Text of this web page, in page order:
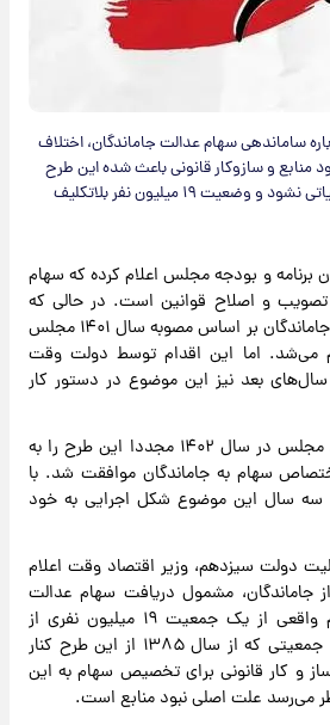
ساماندهی سهام عدالت جاماندگان، اختلاف
و سازوکار قانونی باعث شده این طرح
پس از سه سال همچنان عملیاتی نشود و وضعیت ۱۹ میلیون نفر بلاتکلیف
و بودجه مجلس اعلام کرده که سهام
تصویب و اصلاح قوانین است. در حالی که
اختصاص سهام عدالت به جاماندگان بر اساس مصوبه سال ۱۴۰۱ مجلس
می‌شد. اما این اقدام توسط دولت وقت
بعد نیز این موضوع در دستور کار
به نقل از ایسنا، نمایندگان مجلس در سال ۱۴۰۲ مجددا این طرح را به
سهام به جاماندگان موافقت شد. با
سال این موضوع شکل اجرایی به خود
دولت سیزدهم، وزیر اقتصاد وقت اعلام
نفر از جاماندگان، مشمول دریافت سهام عدالت
هستند. در حالی که ارقام واقعی از یک جمعیت ۱۹ میلیون نفری از
جاماندگان حکایت داشت؛ جمعیتی که از سال ۱۳۸۵ از این طرح کنار
و کار قانونی برای تخصیص سهام به این
می‌رسد علت اصلی نبود منابع است.